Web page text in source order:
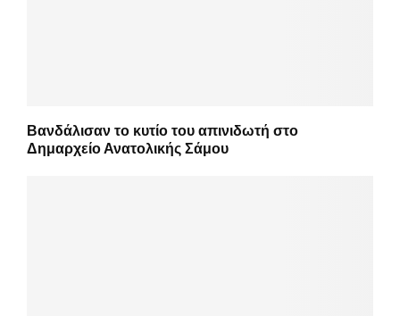
Βανδάλισαν το κυτίο του απινιδωτή στο
Δημαρχείο Ανατολικής Σάμου